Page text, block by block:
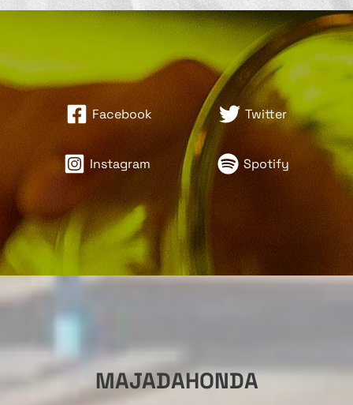
Facebook Twitter
Instagram Spotify
MAJADAHONDA